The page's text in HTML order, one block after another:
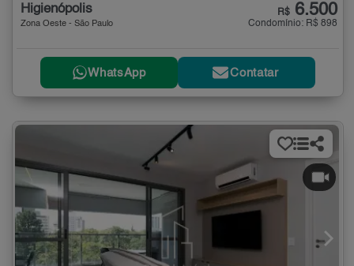
Higienópolis
Zona Oeste - São Paulo
R$ 6.500
Condomínio: R$ 898
WhatsApp Contatar